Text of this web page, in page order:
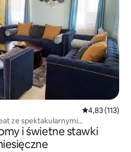
Średnia
4,83 (113)
ze spektakularnymi
i świetne stawki